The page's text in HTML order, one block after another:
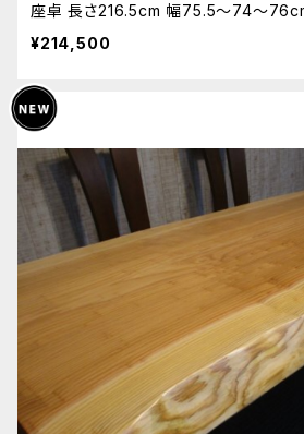
座卓 長さ216.5cm 幅75.5～74～
フォーム 天板 無垢 天然木
¥214,500